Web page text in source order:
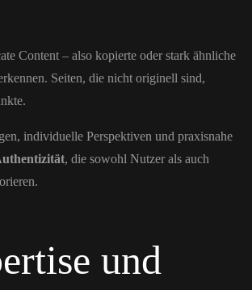
Content – also kopierte oder stark ähnliche
Seiten, die nicht originell sind,
individuelle Perspektiven und praxisnahe
, die sowohl Nutzer als auch
und